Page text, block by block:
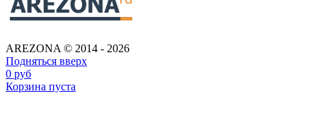
AREZONA © 2014 - 2026
Подняться вверх
0 руб
Корзина пуста